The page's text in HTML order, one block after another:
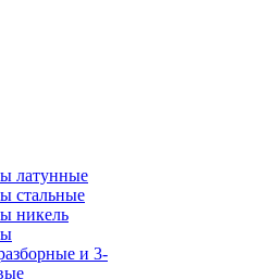
латунные
стальные
никель
и 3-